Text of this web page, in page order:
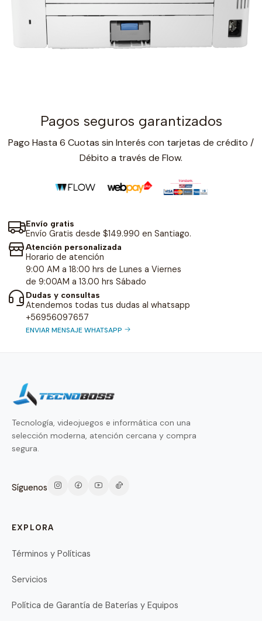
Pagos seguros garantizados
Pago Hasta 6 Cuotas sin Interés con tarjetas de crédito /
Débito a través de Flow.
Envío gratis
Envío Gratis desde $149.990 en Santiago.
Atención personalizada
Horario de atención
9:00 AM a 18:00 hrs de Lunes a Viernes
de 9:00AM a 13.00 hrs Sábado
Dudas y consultas
Atendemos todas tus dudas al whatsapp
+56956097657
ENVIAR MENSAJE WHATSAPP
Tecnología, videojuegos e informática con una
selección moderna, atención cercana y compra
segura.
Síguenos
EXPLORA
Términos y Políticas
Servicios
Política de Garantía de Baterías y Equipos